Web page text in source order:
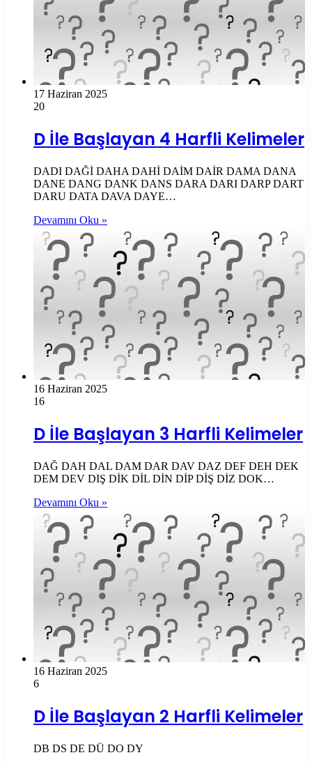
17 Haziran 2025
20
D İle Başlayan 4 Harfli Kelimeler
DADI DAĞİ DAHA DAHİ DAİM DAİR DAMA DANA
DANE DANG DANK DANS DARA DARI DARP DART
DARU DATA DAVA DAYE…
Devamını Oku »
16 Haziran 2025
16
D İle Başlayan 3 Harfli Kelimeler
DAĞ DAH DAL DAM DAR DAV DAZ DEF DEH DEK
DEM DEV DIŞ DİK DİL DİN DİP DİŞ DİZ DOK…
Devamını Oku »
16 Haziran 2025
6
D İle Başlayan 2 Harfli Kelimeler
DB DS DE DÜ DO DY